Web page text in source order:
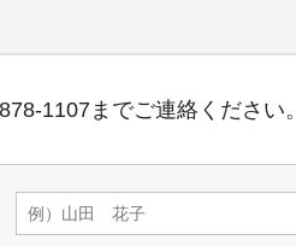
1107までご連絡ください。